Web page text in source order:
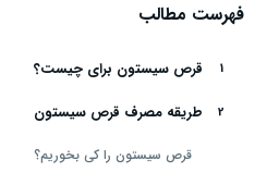
فهرست مطالب
قرص سیستون برای چیست؟
طریقه مصرف قرص سیستون
قرص سیستون را کی بخوریم؟